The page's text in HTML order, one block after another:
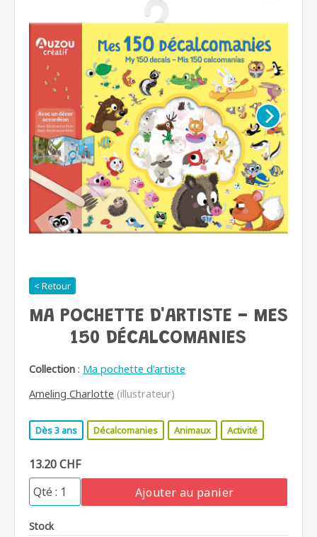
< Retour
MA POCHETTE D'ARTISTE - MES
150 DÉCALCOMANIES
Collection : Ma pochette d'artiste
Ameling Charlotte (illustrateur)
Dès 3 ans Décalcomanies Animaux Activité
13.20 CHF
Ajouter au panier
Stock